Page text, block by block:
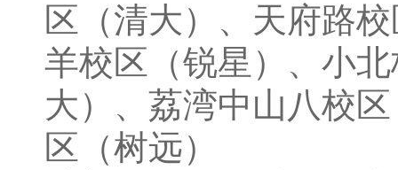
区（清大）、天府路
羊校区（锐星）、小
大）、荔湾中山八校
区（树远）